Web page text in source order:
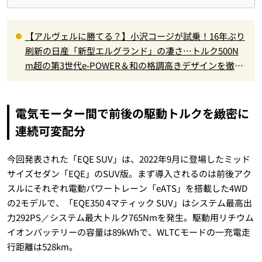
【アルヴェルに勝てる？】小沢コージが試乗！16年ぶり
刷新の日産「新型エルグランド」の凄さ…トルク500N
m超の第3世代e-POWER＆和の格調高きデザインを徹底
電気モーター間で前後の駆動トルクを緻密に
連続可変配分
今回発表された「EQE SUV」は、2022年9月に登場したミッド
サイズセダン「EQE」のSUV版。まず導入されるのは前後アク
スルにそれぞれ電動パワートレーン「eATS」を搭載した4WD
の2モデルで、「EQE350 4マティック SUV」はシステム最高出
力292PS／システム最大トルク765Nmを発生。駆動用リチウム
イオンバッテリーの容量は89kWhで、WLTCモードの一充電走
行距離は528km。